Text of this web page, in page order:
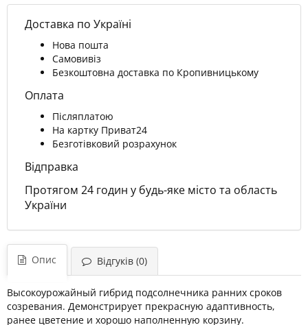
Доставка по Україні
Нова пошта
Самовивіз
Безкоштовна доставка по Кропивницькому
Оплата
Післяплатою
На картку Приват24
Безготівковий розрахунок
Відправка
Протягом 24 годин у будь-яке місто та область
України
Опис Відгуків (0)
Высокоурожайный гибрид подсолнечника ранних сроков
созревания. Демонстрирует прекрасную адаптивность,
ранее цветение и хорошо наполненную корзину.